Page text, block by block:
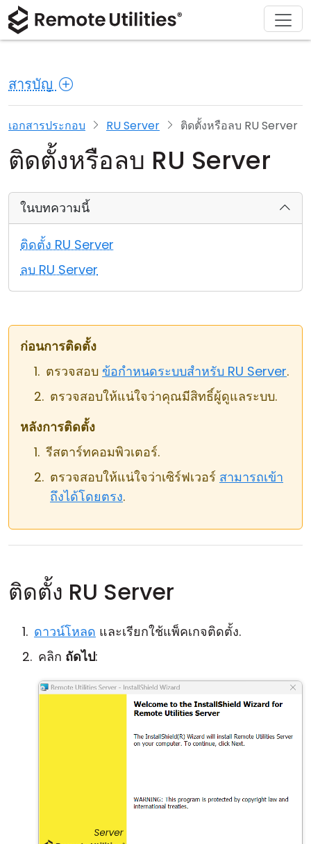
สารบัญ
เอกสารประกอบ RU Server ติดตั้งหรือลบ RU Server
ติดตั้งหรือลบ RU Server
ในบทความนี้
ติดตั้ง RU Server
ลบ RU Server
ก่อนการติดตั้ง
ตรวจสอบ ข้อกำหนดระบบสำหรับ RU Server.
ตรวจสอบให้แน่ใจว่าคุณมีสิทธิ์ผู้ดูแลระบบ.
หลังการติดตั้ง
รีสตาร์ทคอมพิวเตอร์.
ตรวจสอบให้แน่ใจว่าเซิร์ฟเวอร์ สามารถเข้า
ถึงได้โดยตรง.
ติดตั้ง RU Server
ดาวน์โหลด และเรียกใช้แพ็คเกจติดตั้ง.
คลิก ถัดไป:
ผลิตภัณฑ์
ความปลอดภัย
ภาพหน้าจอ
หมายเหตุประจำรุ่น
โหมดการเชื่อมต่อ
การเข้าถึงแบบไม่ต้องดูแล
การสนับสนุน Active Directory
การกำหนดค่า MSI
คลาวด์ & ออน-พรีมิส
โซลูชัน
การผลิตและการค้าปลีก
การดูแลสุขภาพ
การศึกษาและรัฐบาล
เทคโนโลยีสารสนเทศ
ดาวน์โหลด
macOS
Linux
iOS/Android
ซื้อ
ผู้ช่วยใบอนุญาต
อัปเกรดใบอนุญาตของคุณ
สนับสนุน
เอกสารประกอบ
ฐานความรู้
เกี่ยวกับ
ห้องข่าว
เขียนรีวิว